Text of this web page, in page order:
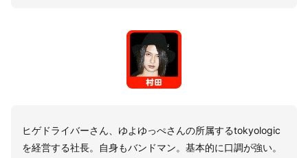
ヒゲドライバーさん、ゆよゆっぺさんの所属するtokyologic
を経営する社長。自身もバンドマン。基本的に口調が強い。